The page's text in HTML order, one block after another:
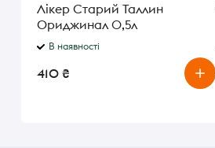
Лікер Старий Таллин
Ориджинал 0,5л
В наявності
410 ₴